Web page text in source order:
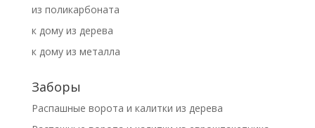
из поликарбоната
к дому из дерева
к дому из металла
Заборы
Распашные ворота и калитки из дерева